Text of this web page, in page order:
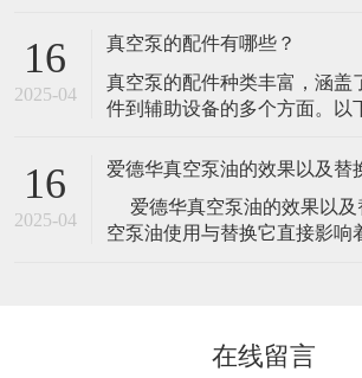
普旭真空泵通常由排气部分、
通过机械运动将气体抽出密闭
真空泵在应用中具有广泛的使
作压
16
2025-04
真空泵的配件有哪些？
真空泵的配件种类丰富，涵盖
件到辅助设备的多个方面。以
心部件，通过压缩和抽气，使
大抽气速度，提高真空泵的工
叶：用于引导气体流动的方向
16
2025-04
爱德华真空泵油的效果以及替
爱德华真空泵油的效果以及
空泵油使用与替换它直接影响
容，欢迎阅读！爱德华真空泵
在线留言